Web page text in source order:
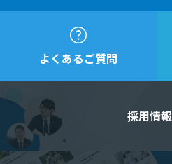
よくあるご質問
採用情報